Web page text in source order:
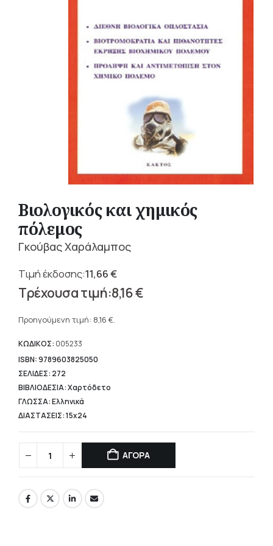
Βιολογικός και χημικός
πόλεμος
Γκούβας Χαράλαμπος
11,66€
Original
price
11,66 €.
8,16€
τρέχουσα
είναι:
8,16 €.
Προηγούμενη τιμή: 8,16 €.
ΚΩΔΙΚΟΣ: 005233
ISBN: 9789603825050
ΣΕΛΙΔΕΣ: 272
ΒΙΒΛΙΟΔΕΣΙΑ: Χαρτόδετο
ΓΛΩΣΣΑ: Ελληνικά
ΔΙΑΣΤΑΣΕΙΣ: 15x24
ΑΓΟΡΑ